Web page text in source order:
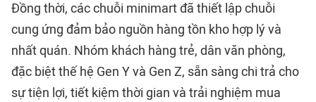
Đồng thời, các chuỗi minimart đã thiết lập chuỗi
cung ứng đảm bảo nguồn hàng tồn kho hợp lý và
nhất quán. Nhóm khách hàng trẻ, dân văn phòng,
đặc biệt thế hệ Gen Y và Gen Z, sẵn sàng chi trả cho
sự tiện lợi, tiết kiệm thời gian và trải nghiệm mua